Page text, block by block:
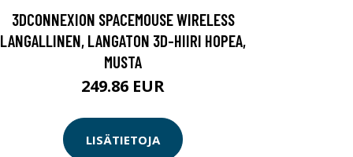
3DCONNEXION SPACEMOUSE WIRELESS
LANGALLINEN, LANGATON 3D-HIIRI HOPEA,
MUSTA
249.86 EUR
LISÄTIETOJA